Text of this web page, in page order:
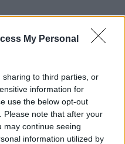
My Personal
to third parties, or
information for
use the below opt-out
Please note that after your
may continue seeing
information utilized by
cura di organizzare tutto
scherzi con un clown